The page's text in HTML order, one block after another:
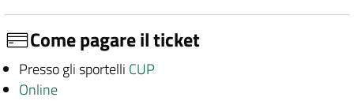
Come pagare il ticket
Presso gli sportelli CUP
Online